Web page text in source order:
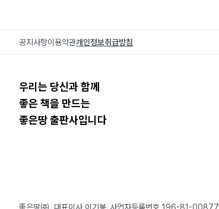
공지사항이용약관개인정보취급방침
우리는 당신과 함께
좋은 책을 만드는
좋은땅 출판사입니다